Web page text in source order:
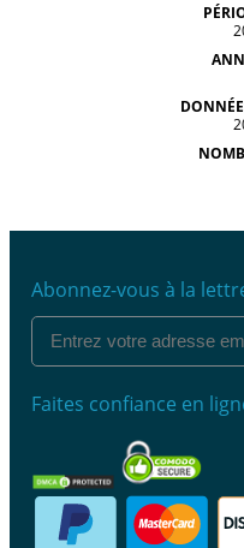
Abonnez-vous à la
Faites confiance en